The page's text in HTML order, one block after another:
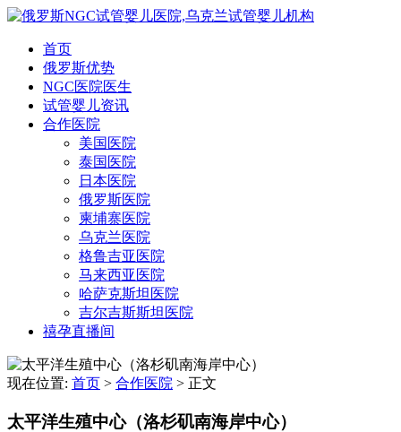
首页
俄罗斯优势
NGC医院医生
试管婴儿资讯
合作医院
美国医院
泰国医院
日本医院
俄罗斯医院
柬埔寨医院
乌克兰医院
格鲁吉亚医院
马来西亚医院
哈萨克斯坦医院
吉尔吉斯斯坦医院
禧孕直播间
现在位置: 首页 > 合作医院 > 正文
太平洋生殖中心（洛杉矶南海岸中心）